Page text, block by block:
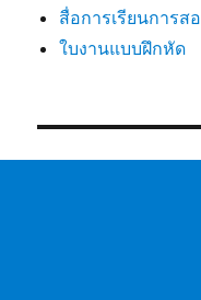
สื่อการเรียนการส
ใบงานแบบฝึกหัด